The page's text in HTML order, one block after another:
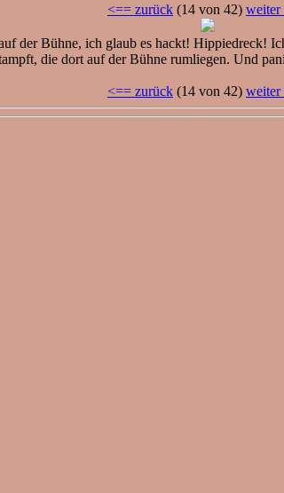
<== zurück (14 von 42) weiter
der Bühne, ich glaub es hackt! Hippiedreck!
die dort auf der Bühne rumliegen. Und
<== zurück (14 von 42) weiter